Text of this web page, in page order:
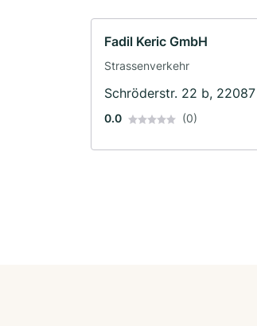
Fadil Keric GmbH
Strassenverkehr
Schröderstr. 22 b,
0.0 (0)